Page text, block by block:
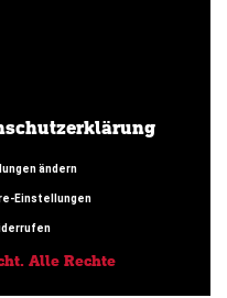
ändern
Einstellungen
Alle Rechte